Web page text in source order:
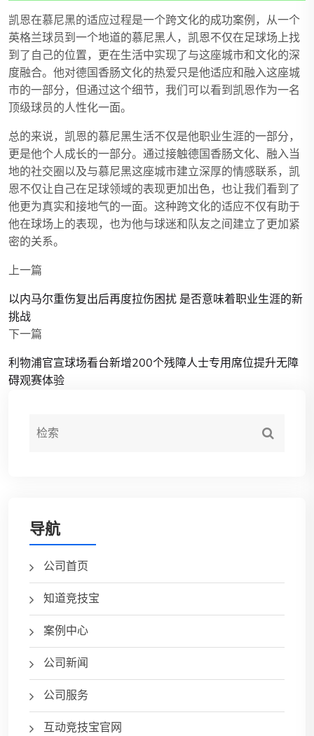
凯恩在慕尼黑的适应过程是一个跨文化的成功案例，从一个
英格兰球员到一个地道的慕尼黑人，凯恩不仅在足球场上找
到了自己的位置，更在生活中实现了与这座城市和文化的深
度融合。他对德国香肠文化的热爱只是他适应和融入这座城
市的一部分，但通过这个细节，我们可以看到凯恩作为一名
顶级球员的人性化一面。
总的来说，凯恩的慕尼黑生活不仅是他职业生涯的一部分，
更是他个人成长的一部分。通过接触德国香肠文化、融入当
地的社交圈以及与慕尼黑这座城市建立深厚的情感联系，凯
恩不仅让自己在足球领域的表现更加出色，也让我们看到了
他更为真实和接地气的一面。这种跨文化的适应不仅有助于
他在球场上的表现，也为他与球迷和队友之间建立了更加紧
密的关系。
上一篇
以内马尔重伤复出后再度拉伤困扰 是否意味着职业生涯的新
挑战
下一篇
利物浦官宣球场看台新增200个残障人士专用席位提升无障
碍观赛体验
导航
公司首页
知道竞技宝
案例中心
公司新闻
公司服务
互动竞技宝官网